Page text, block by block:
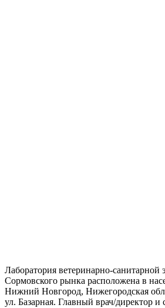
Лаборатория ветеринарно-санитарной
Сормовского рынка расположена в
Нижний Новгород, Нижегородская
ул. Базарная. Главный врач/директор и